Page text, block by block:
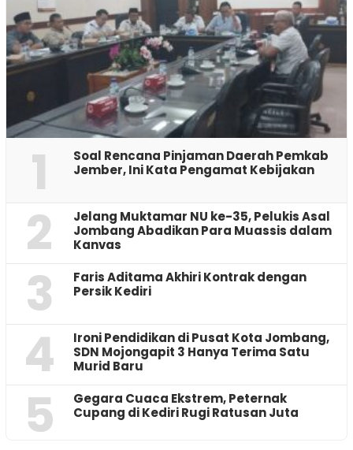
1
‎Soal Rencana Pinjaman Daerah Pemkab
Jember, Ini Kata Pengamat Kebijakan ‎
2
Jelang Muktamar NU ke-35, Pelukis Asal
Jombang Abadikan Para Muassis dalam
Kanvas
3
Faris Aditama Akhiri Kontrak dengan
Persik Kediri
4
Ironi Pendidikan di Pusat Kota Jombang,
SDN Mojongapit 3 Hanya Terima Satu
Murid Baru
5
‎Gegara Cuaca Ekstrem, Peternak
Cupang di Kediri Rugi Ratusan Juta